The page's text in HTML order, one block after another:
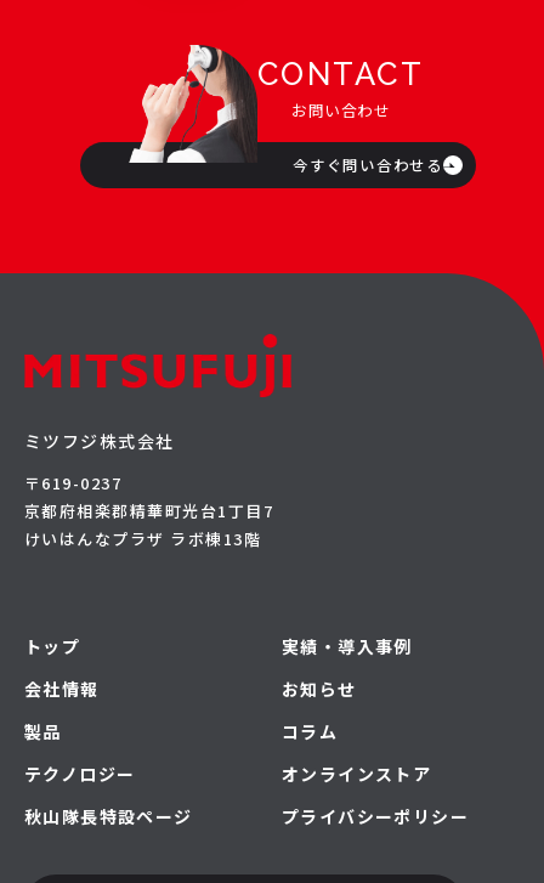
CONTACT
お問い合わせ
今すぐ問い合わせる
ミツフジ株式会社
〒619-0237
京都府相楽郡精華町光台1丁目7
けいはんなプラザ ラボ棟13階
トップ
会社情報
製品
テクノロジー
秋山隊長特設ページ
実績・導入事例
お知らせ
コラム
オンラインストア
プライバシーポリシー